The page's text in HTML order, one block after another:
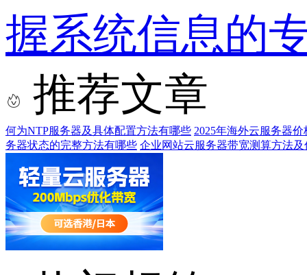
握系统信息的
推荐文章
何为NTP服务器及具体配置方法有哪些 2025年海外云服务器价
务器状态的完整方法有哪些 企业网站云服务器带宽测算方法